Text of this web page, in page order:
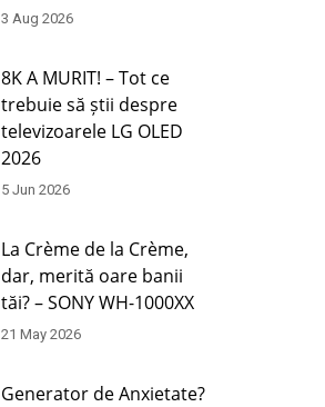
3 Aug 2026
8K A MURIT! – Tot ce
trebuie să știi despre
televizoarele LG OLED
2026
5 Jun 2026
La Crème de la Crème,
dar, merită oare banii
tăi? – SONY WH-1000XX
21 May 2026
Generator de Anxietate?